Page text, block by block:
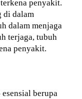
penyakit.
di dalam
dalam menjaga
terjaga, tubuh
penyakit.
berupa